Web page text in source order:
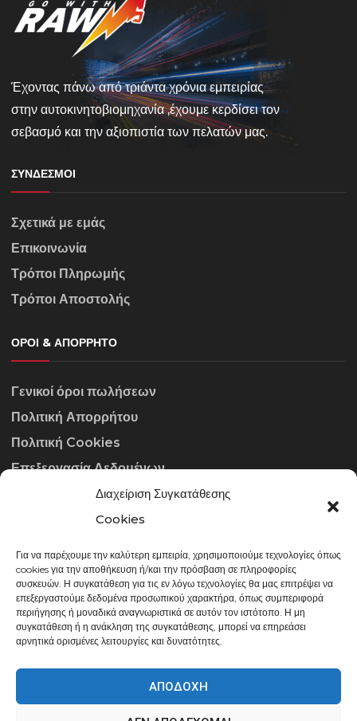
Διαχείριση Συγκατάθεσης
Cookies
Για να παρέχουμε την καλύτερη εμπειρία, χρησιμοποιούμε τεχνολογίες όπως
cookies για την αποθήκευση ή/και την πρόσβαση σε πληροφορίες
συσκευών. Η συγκατάθεση για τις εν λόγω τεχνολογίες θα μας επιτρέψει να
επεξεργαστούμε δεδομένα προσωπικού χαρακτήρα, όπως συμπεριφορά
περιήγησης ή μοναδικά αναγνωριστικά σε αυτόν τον ιστότοπο. Η μη
συγκατάθεση ή η ανάκληση της συγκατάθεσης, μπορεί να επηρεάσει
αρνητικά ορισμένες λειτουργίες και δυνατότητες.
ΑΠΟΔΟΧΉ
Έχοντας πάνω από τριάντα χρόνια εμπειρίας
στην αυτοκινητοβιομηχανία ,έχουμε κερδίσει τον
σεβασμό και την αξιοπιστία των πελατών μας.
ΣΎΝΔΕΣΜΟΙ
Σχετικά με εμάς
Επικοινωνία
Τρόποι Πληρωμής
Τρόποι Αποστολής
ΌΡΟΙ & ΑΠΌΡΡΗΤΟ
Γενικοί όροι πωλήσεων
Πολιτική Απορρήτου
Πολιτική Cookies
Επεξεργασία Δεδομένων
ΣΤΟΙΧΕΊΑ ΕΠΙΚΟΙΝΩΝΊΑΣ
info@gowithraw.gr
24310 35062
Δευ. - Παρ. 08:00 - 20:00